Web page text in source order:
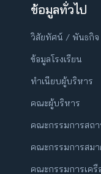
ข้อมูลทั่วไป
วิสัยทัศน์ / พันธกิจ
ข้อมูลโรงเรียน
ทำเนียบผู้บริหาร
คณะผู้บริหาร
คณะกรรมการสถ
คณะกรรมการสม
คณะกรรมการเครื